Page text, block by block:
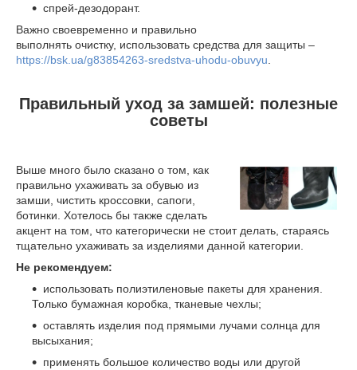
спрей-дезодорант.
Важно своевременно и правильно
выполнять очистку, использовать средства для защиты –
https://bsk.ua/g83854263-sredstva-uhodu-obuvyu
Правильный уход за замшей: полезные
советы
Выше много было сказано о том, как
правильно ухаживать за обувью из
замши, чистить кроссовки, сапоги,
ботинки. Хотелось бы также сделать
акцент на том, что категорически не стоит делать, стараясь
тщательно ухаживать за изделиями данной категории.
Не рекомендуем:
использовать полиэтиленовые пакеты для хранения.
Только бумажная коробка, тканевые чехлы;
оставлять изделия под прямыми лучами солнца для
высыхания;
применять большое количество воды или другой